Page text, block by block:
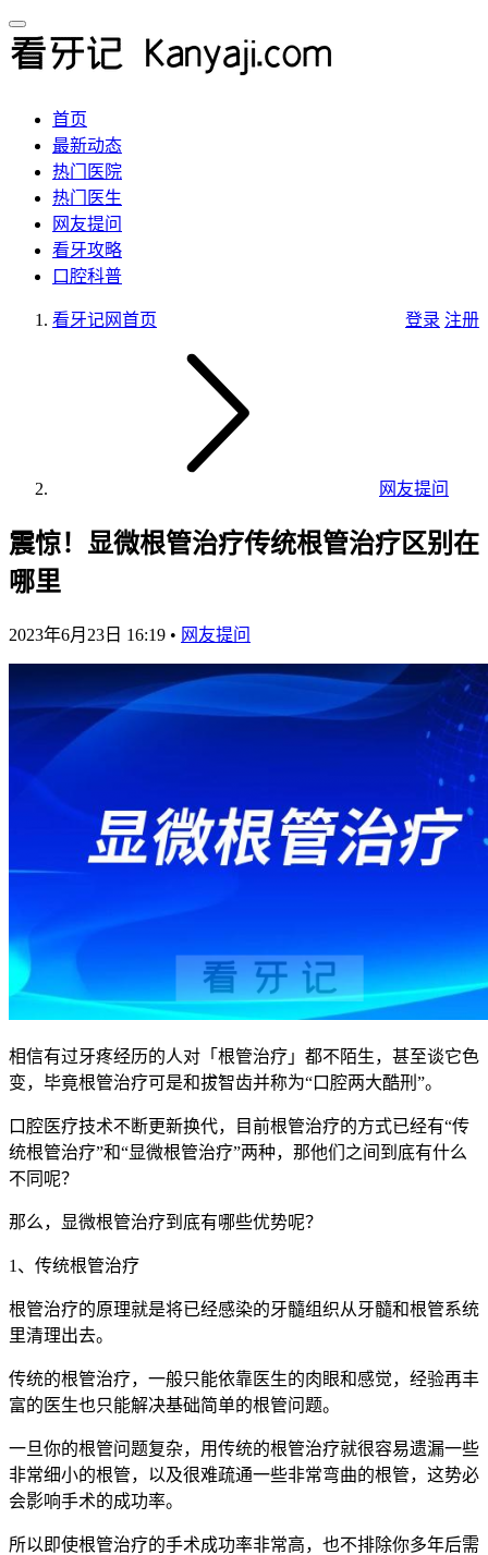
首页
最新动态
热门医院
热门医生
网友提问
看牙攻略
口腔科普
登录 注册
看牙记网首页
网友提问
震惊！显微根管治疗传统根管治疗区别在
哪里
2023年6月23日 16:19 • 网友提问
相信有过牙疼经历的人对「根管治疗」都不陌生，甚至谈它色
变，毕竟根管治疗可是和拔智齿并称为“口腔两大酷刑”。
口腔医疗技术不断更新换代，目前根管治疗的方式已经有“传
统根管治疗”和“显微根管治疗”两种，那他们之间到底有什么
不同呢？
那么，显微根管治疗到底有哪些优势呢？
1、传统根管治疗
根管治疗的原理就是将已经感染的牙髓组织从牙髓和根管系统
里清理出去。
传统的根管治疗，一般只能依靠医生的肉眼和感觉，经验再丰
富的医生也只能解决基础简单的根管问题。
一旦你的根管问题复杂，用传统的根管治疗就很容易遗漏一些
非常细小的根管，以及很难疏通一些非常弯曲的根管，这势必
会影响手术的成功率。
所以即使根管治疗的手术成功率非常高，也不排除你多年后需